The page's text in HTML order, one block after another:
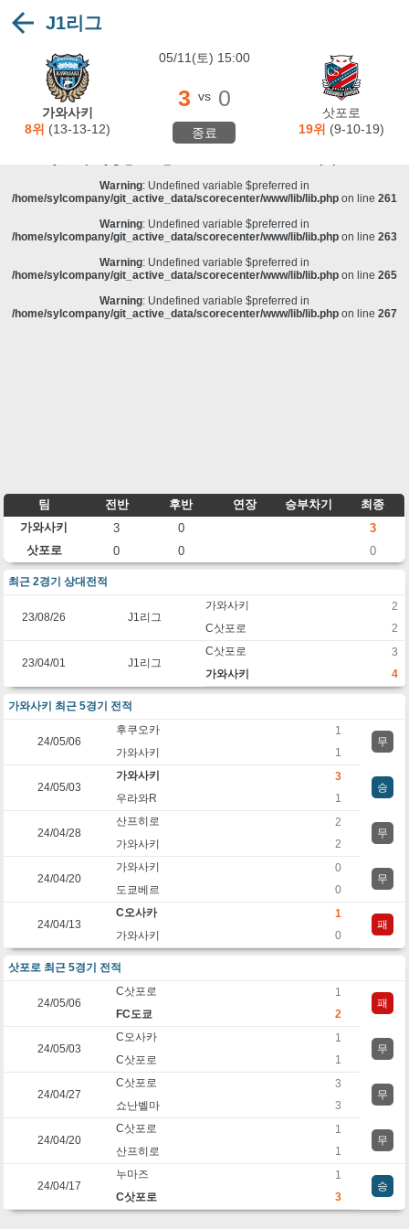
Warning
/home/sylcompany/git_active_data/scorecenter/www/lib/lib.php
Deprecated: stristr(): Passing null to parameter #1 ($haystack) of type string is
deprecated in/home/sylcompany/git_active_data/scorecenter/www/lib/lib.php
: Undefined variable $preferred in
/home/sylcompany/git_active_data/scorecenter/www/lib/lib.phpon line257
: Undefined variable $preferred in
Warning: Undefined variable $preferred in
/home/sylcompany/git_active_data/scorecenter/www/lib/lib.php on line 261
Warning: Undefined variable $preferred in
/home/sylcompany/git_active_data/scorecenter/www/lib/lib.php on line 263
Warning: Undefined variable $preferred in
/home/sylcompany/git_active_data/scorecenter/www/lib/lib.php on line 265
Warning: Undefined variable $preferred in
/home/sylcompany/git_active_data/scorecenter/www/lib/lib.php on line 267
J1리그
가와사키
8위 (13-13-12)
05/11(토) 15:00
3 vs 0
종료
삿포로
19위 (9-10-19)
팀 전반 후반 연장 승부차기
최종
가와사키
3 0
3
삿포로
0 0 0
최근 2경기 상대전적
23/08/26 J1리그
가와사키
2
C삿포로
2
23/04/01 J1리그
C삿포로
3
가와사키
4
가와사키 최근 5경기 전적
24/05/06
후쿠오카
1
무
가와사키
1
24/05/03
가와사키
3
승
우라와R
1
24/04/28
산프히로
2
무
가와사키
2
24/04/20
가와사키
0
무
도쿄베르
0
24/04/13
C오사카
1
패
가와사키
0
삿포로 최근 5경기 전적
24/05/06
C삿포로
1
패
FC도쿄
2
24/05/03
C오사카
1
무
C삿포로
1
24/04/27
C삿포로
3
무
쇼난벨마
3
24/04/20
C삿포로
1
무
산프히로
1
24/04/17
누마즈
1
승
C삿포로
3